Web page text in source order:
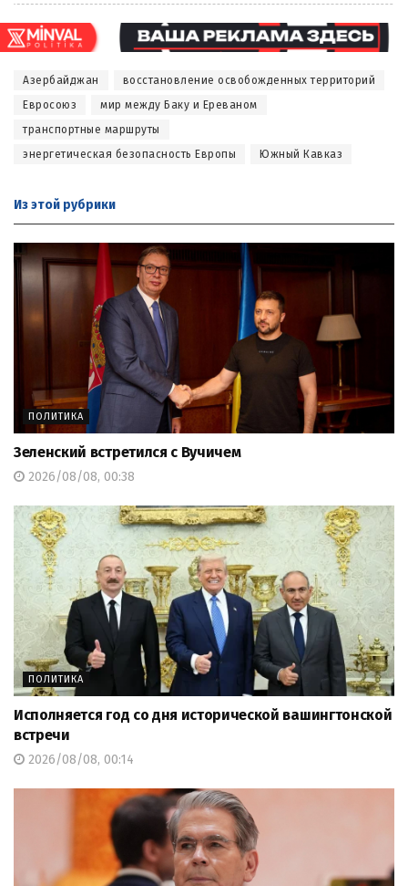
Азербайджан
восстановление освобожденных территорий
Евросоюз
мир между Баку и Ереваном
транспортные маршруты
энергетическая безопасность Европы
Южный Кавказ
Из этой рубрики
ПОЛИТИКА
Зеленский встретился с Вучичем
2026/08/08, 00:38
ПОЛИТИКА
Исполняется год со дня исторической вашингтонской
встречи
2026/08/08, 00:14